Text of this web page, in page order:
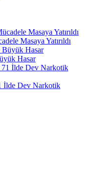
Masaya Yatırıldı
Hasar
İlde Dev Narkotik